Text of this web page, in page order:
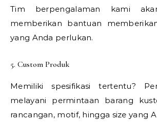
Tim berpengalaman kami
memberikan bantuan
yang Anda perlukan.
5. Custom Produk
Memiliki spesifikasi tertentu?
melayani permintaan barang
rancangan, motif, hingga size yang